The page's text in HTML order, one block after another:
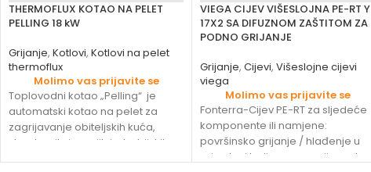
THERMOFLUX KOTAO NA PELET
PELLING 18 kW
Grijanje, Kotlovi, Kotlovi na pelet
thermoflux
Molimo vas prijavite se
Toplovodni kotao „Pelling“ je
automatski kotao na pelet za
zagrijavanje obiteljskih kuća,
stambenih i manjih industrijskih
objekata. Kotao je modernog
VIEGA CIJEV VIŠESLOJNA PE-RT Y
17X2 SA DIFUZNOM ZAŠTITOM ZA
PODNO GRIJANJE
Grijanje, Cijevi, Višeslojne cijevi
viega
Molimo vas prijavite se
Fonterra-Cijev PE-RT za sljedeće
komponente ili namjene:
površinsko grijanje / hlađenje u
prirodnoj boji osnovna cijev od